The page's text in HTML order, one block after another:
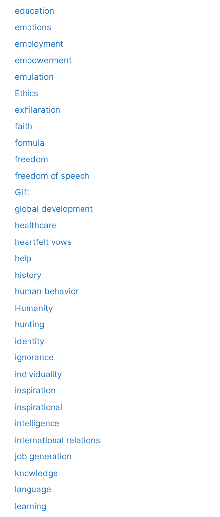
education
emotions
employment
empowerment
emulation
Ethics
exhilaration
faith
formula
freedom
freedom of speech
Gift
global development
healthcare
heartfelt vows
help
history
human behavior
Humanity
hunting
identity
ignorance
individuality
inspiration
inspirational
intelligence
international relations
job generation
knowledge
language
learning